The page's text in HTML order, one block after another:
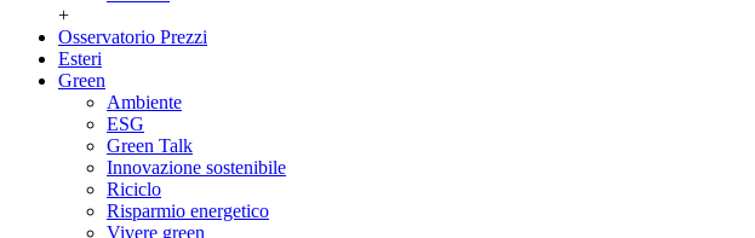
+
Osservatorio Prezzi
Esteri
Green
Ambiente
ESG
Green Talk
Innovazione sostenibile
Riciclo
Risparmio energetico
Vivere green